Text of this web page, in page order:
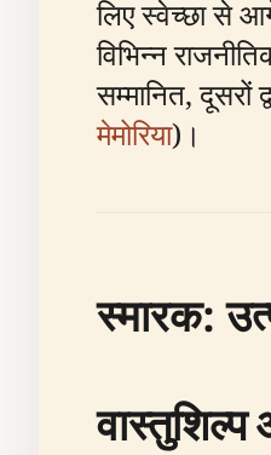
लिए स्वेच्छा से
विभिन्न
सम्मानित, दूसरों
मेमोरिया)।
स्मारक: